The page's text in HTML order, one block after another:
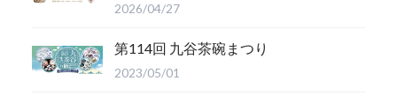
2026/04/27
第114回 九谷茶碗まつり
2023/05/01